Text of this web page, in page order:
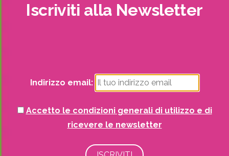
Strutture da esterno
Vasi
Iscriviti alla Newsletter
Indirizzo email:
Accetto le condizioni generali di utilizzo e di
ricevere le newsletter